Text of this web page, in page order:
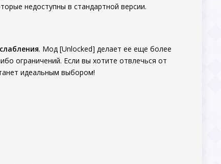
недоступны в стандартной версии.
. Мод [Unlocked] делает ее еще более
ограничений. Если вы хотите отвлечься от
идеальным выбором!